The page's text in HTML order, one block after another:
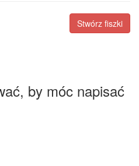
Stwórz fiszki
by móc napisać